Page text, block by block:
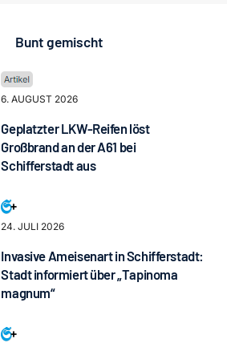
Bunt gemischt
6. AUGUST 2026
Geplatzter LKW-Reifen löst
Großbrand an der A61 bei
Schifferstadt aus
24. JULI 2026
Invasive Ameisenart in Schifferstadt:
Stadt informiert über „Tapinoma
magnum“